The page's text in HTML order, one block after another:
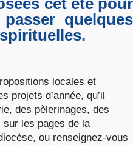
cet été pour
quelques
locales et
projets d’année, qu’il
des pèlerinages, des
les pages de la
ou renseignez-vous